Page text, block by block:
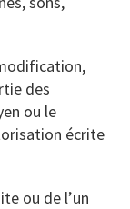
des
ou le
écrite
ou de l’un